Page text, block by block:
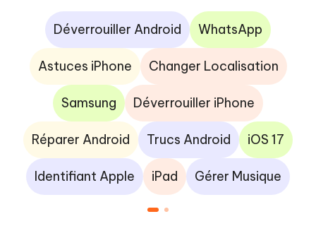
Déverrouiller Android WhatsApp
Astuces iPhone Changer Localisation
Samsung Déverrouiller iPhone
Réparer Android Trucs Android iOS 17
Identifiant Apple iPad Gérer Musique